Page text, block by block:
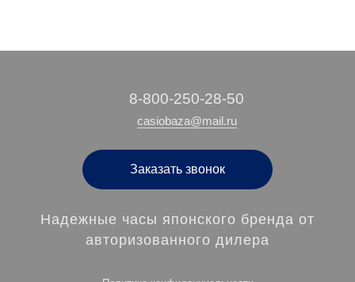
‭8-800-250-28-50
casiobaza@mail.ru
Заказать звонок
Надежные часы японского бренда от
авторизованного дилера